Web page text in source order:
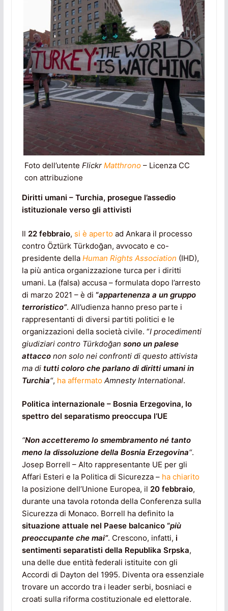
Foto dell’utente Flickr Matthrono– Licenza CC
con attribuzione
Diritti umani – Turchia, prosegue l’assedio
istituzionale verso gli attivisti
Il 22 febbraio, si è apertoad Ankara il processo
contro Öztürk Türkdoğan, avvocato e co-
presidente della Human Rights Association (IHD),
la più antica organizzazione turca per i diritti
umani. La (falsa) accusa – formulata dopo l’arresto
di marzo 2021 – è di “appartenenza a un gruppo
terroristico”. All’udienza hanno preso parte i
rappresentanti di diversi partiti politici e le
organizzazioni della società civile. “I procedimenti
giudiziari contro Türkdoğan sono un palese
attacconon solo nei confronti di questo attivista
ma ditutti coloro che parlano di diritti umani in
Turchia“, ha affermatoAmnesty International.
Politica internazionale – Bosnia Erzegovina, lo
spettro del separatismo preoccupa l’UE
“Non accetteremo lo smembramento né tanto
meno la dissoluzione della Bosnia Erzegovina“.
Josep Borrell – Alto rappresentante UE per gli
Affari Esteri e la Politica di Sicurezza – ha chiarito
la posizione dell’Unione Europea, il 20 febbraio,
durante una tavola rotonda della Conferenza sulla
Sicurezza di Monaco. Borrell ha definito la
situazione attuale nel Paese balcanico “più
preoccupante che mai”. Crescono, infatti, i
sentimenti separatisti della Republika Srpska,
una delle due entità federali istituite con gli
Accordi di Dayton del 1995. Diventa ora essenziale
trovare un accordo tra i leader serbi, bosniaci e
croati sulla riforma costituzionale ed elettorale.